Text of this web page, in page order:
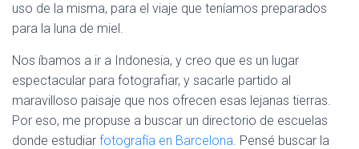
uso de la misma, para el viaje que teníamos preparados
para la luna de miel.
Nos íbamos a ir a Indonesia, y creo que es un lugar
espectacular para fotografiar, y sacarle partido al
maravilloso paisaje que nos ofrecen esas lejanas tierras.
Por eso, me propuse a buscar un directorio de escuelas
donde estudiar fotografía en Barcelona. Pensé buscar la